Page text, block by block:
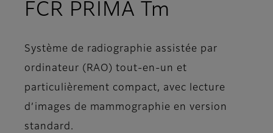
FCR PRIMA Tm
Système de radiographie assistée par
ordinateur (RAO) tout-en-un et
particulièrement compact, avec lecture
d’images de mammographie en version
standard.